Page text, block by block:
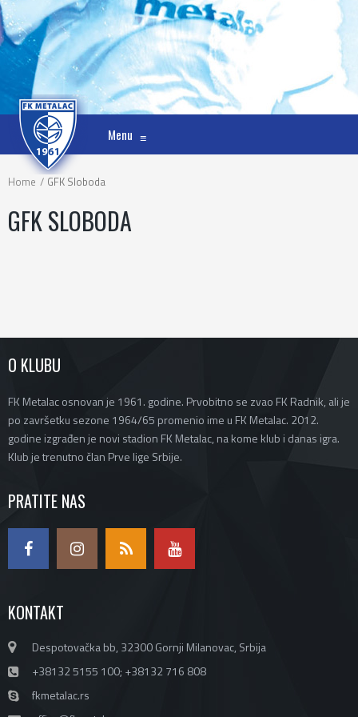
Menu ≡
Home GFK Sloboda
GFK SLOBODA
O KLUBU
FK Metalac osnovan je 1961. godine. Prvobitno se zvao FK Radnik, ali je
po završetku sezone 1964/65 promenio ime u FK Metalac. 2012.
godine izgrađen je novi stadion FK Metalac, na kome klub i danas igra.
Klub je trenutno član Prve lige Srbije.
PRATITE NAS
KONTAKT
Despotovačka bb, 32300 Gornji Milanovac, Srbija
+38132 5155 100; +38132 716 808
fkmetalac.rs